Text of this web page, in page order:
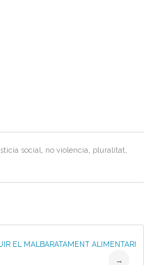
social, no violencia, pluralitat,
EL MALBARATAMENT ALIMENTARI
→